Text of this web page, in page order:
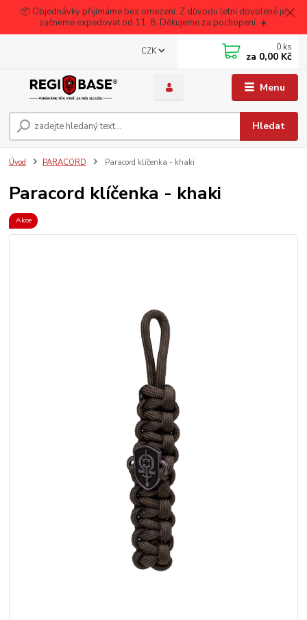
📦 Objednávky přijímáme bez omezení. Z důvodu letní dovolené je
začneme expedovat od 11. 8. Děkujeme za pochopení. ☀️
Menu
CZK
Hledat
0 ks
za 0,00 Kč
Úvod PARACORD Paracord klíčenka - khaki
Paracord klíčenka - khaki
Akce